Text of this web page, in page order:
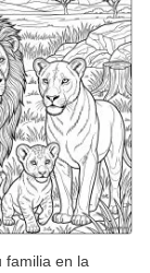
familia en la